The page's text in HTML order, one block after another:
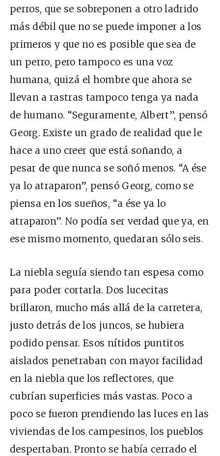
perros, que se sobreponen a otro ladrido
más débil que no se puede imponer a los
primeros y que no es posible que sea de
un perro, pero tampoco es una voz
humana, quizá el hombre que ahora se
llevan a rastras tampoco tenga ya nada
de humano. “Seguramente, Albert”, pensó
Georg. Existe un grado de realidad que le
hace a uno creer que está soñando, a
pesar de que nunca se soñó menos. “A ése
ya lo atraparon”, pensó Georg, como se
piensa en los sueños, “a ése ya lo
atraparon”. No podía ser verdad que ya, en
ese mismo momento, quedaran sólo seis.
La niebla seguía siendo tan espesa como
para poder cortarla. Dos lucecitas
brillaron, mucho más allá de la carretera,
justo detrás de los juncos, se hubiera
podido pensar. Esos nítidos puntitos
aislados penetraban con mayor facilidad
en la niebla que los reflectores, que
cubrían superficies más vastas. Poco a
poco se fueron prendiendo las luces en las
viviendas de los campesinos, los pueblos
despertaban. Pronto se había cerrado el